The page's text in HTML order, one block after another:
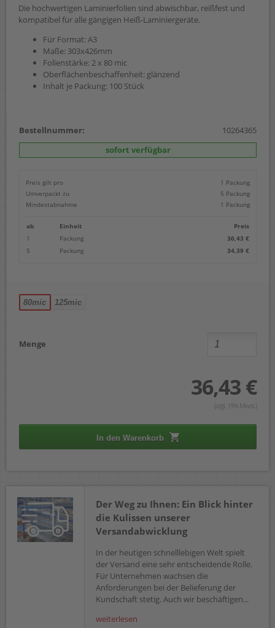
Die hochwertigen Laminierfolien sind abwischbar, reißfest und
kompatibel für alle gängigen Heiß-Laminiergeräte.
Für Format: A3
Maße: 303x426mm
Folienstärke: 2 x 80 mic
Oberflächenbeschaffenheit: glänzend
Inhalt je Packung: 100 Stück
Bestellnummer:
10264365
sofort verfügbar
Preis gilt pro
1 Packung
Umverpackt zu
5 Packung
Mindestabnahme
1 Packung
ab Einheit
Preis
1
Packung
36,43 €
5
Packung 34,39 €
80mic 125mic
Menge
36,43 €
(zzgl. 19% Mwst.)
In den Warenkorb
Der Weg zu Ihnen: Ein Blick hinter
die Kulissen unserer
Versandabwicklung
In der heutigen schnelllebigen Welt spielt
der Versand eine sehr entscheidende Rolle.
Für Unternehmen wachsen die
Anforderungen bei der Belieferung der
Kundschaft stetig. Auch wir beschäftigen...
weiterlesen